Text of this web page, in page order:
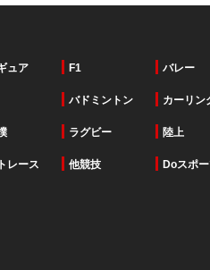
ュア F1 バレー
バドミントン カーリン
ラグビー 陸上
レース 他競技 Doスポ